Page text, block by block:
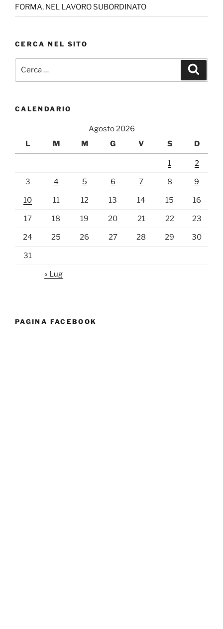
FORMA, NEL LAVORO SUBORDINATO
CERCA NEL SITO
CALENDARIO
Agosto 2026
L
M M G V S D
1 2
3 4 5 6 7 8 9
10 11 12 13 14 15 16
17 18 19 20 21 22 23
24 25 26 27 28 29 30
31
« Lug
PAGINA FACEBOOK